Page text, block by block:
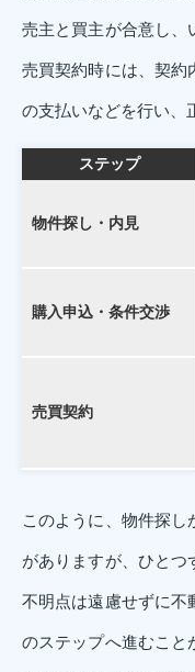
売主と買主が合意し、
売買契約時には、契約
の支払いなどを行い、
ステップ
物件探し・内見
購入申込・条件交渉
売買契約
このように、物件探
がありますが、ひとつ
不明点は遠慮せずに不
のステップへ進むこと